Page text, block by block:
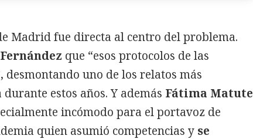
Madrid fue directa al centro del problema.
que “esos protocolos de las
desmontando uno de los relatos más
estos años. Y además Fátima Matute
incómodo para el portavoz de
quien asumió competencias y se